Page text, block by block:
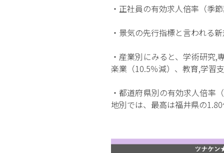
・正社員の有効求人倍率（季
・景気の先行指標と言われる
・産業別にみると、学術研究
楽業（10.5％減）、教育,学習
・都道府県別の有効求人倍率
地別では、最高は福井県の